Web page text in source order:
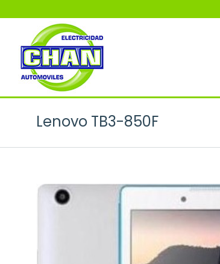
Lenovo TB3-850F